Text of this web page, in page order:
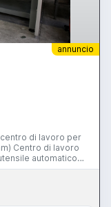
annuncio
Centro di lavoro
automatico
per tutte le
inclusi nel